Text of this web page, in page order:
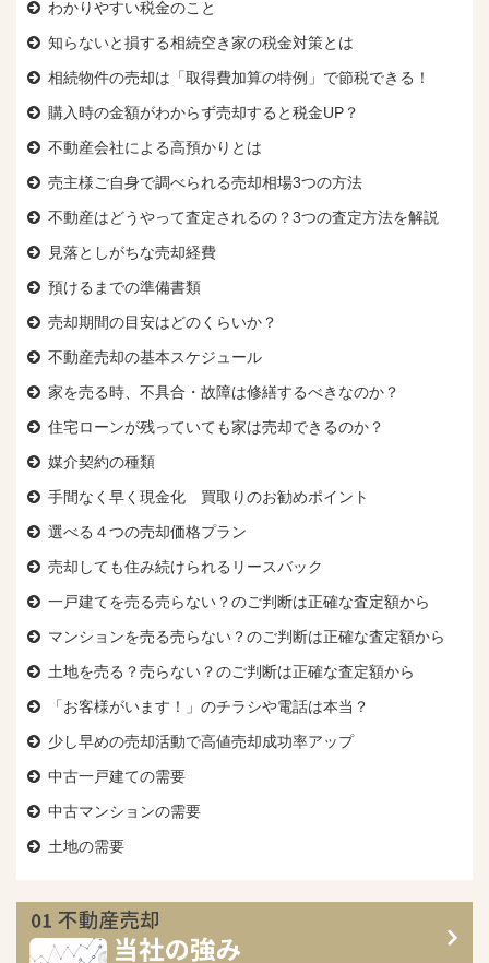
わかりやすい税金のこと
知らないと損する相続空き家の税金対策とは
相続物件の売却は「取得費加算の特例」で節税できる！
購入時の金額がわからず売却すると税金UP？
不動産会社による高預かりとは
売主様ご自身で調べられる売却相場3つの方法
不動産はどうやって査定されるの？3つの査定方法を解説
見落としがちな売却経費
預けるまでの準備書類
売却期間の目安はどのくらいか？
不動産売却の基本スケジュール
家を売る時、不具合・故障は修繕するべきなのか？
住宅ローンが残っていても家は売却できるのか？
媒介契約の種類
手間なく早く現金化 買取りのお勧めポイント
選べる４つの売却価格プラン
売却しても住み続けられるリースバック
一戸建てを売る売らない？のご判断は正確な査定額から
マンションを売る売らない？のご判断は正確な査定額から
土地を売る？売らない？のご判断は正確な査定額から
「お客様がいます！」のチラシや電話は本当？
少し早めの売却活動で高値売却成功率アップ
中古一戸建ての需要
中古マンションの需要
土地の需要